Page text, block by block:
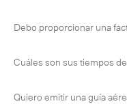
Debo proporcionar una
Cuáles son sus tiempos
Quiero emitir una guía